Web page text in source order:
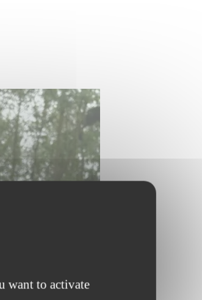
want to activate